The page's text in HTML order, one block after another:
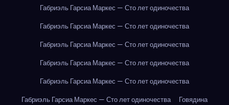
Габриэль Гарсиа Маркес — Сто лет одиночества
Габриэль Гарсиа Маркес — Сто лет одиночества
Габриэль Гарсиа Маркес — Сто лет одиночества
Габриэль Гарсиа Маркес — Сто лет одиночества
Габриэль Гарсиа Маркес — Сто лет одиночества
Габриэль Гарсиа Маркес — Сто лет одиночества
Говядина